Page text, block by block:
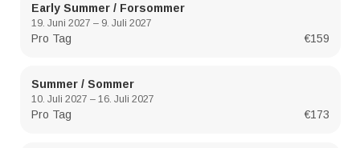
Early Summer / Forsommer
19. Juni 2027 – 9. Juli 2027
Pro Tag €159
Summer / Sommer
10. Juli 2027 – 16. Juli 2027
Pro Tag €173